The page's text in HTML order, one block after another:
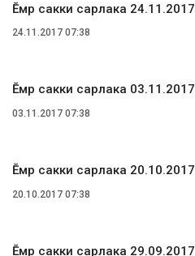
Ĕмӗр сакки сарлака 24.11.2017
24.11.2017 07:38
Ĕмӗр сакки сарлака 03.11.2017
03.11.2017 07:38
Ĕмӗр сакки сарлака 20.10.2017
20.10.2017 07:38
Ĕмӗр сакки сарлака 29.09.2017